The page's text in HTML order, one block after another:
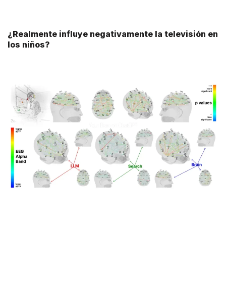
¿Realmente influye negativamente la televisión en
los niños?